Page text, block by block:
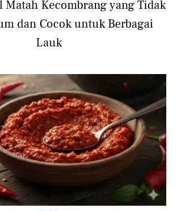
Matah Kecombrang yang Tidak
dan Cocok untuk Berbagai
Lauk